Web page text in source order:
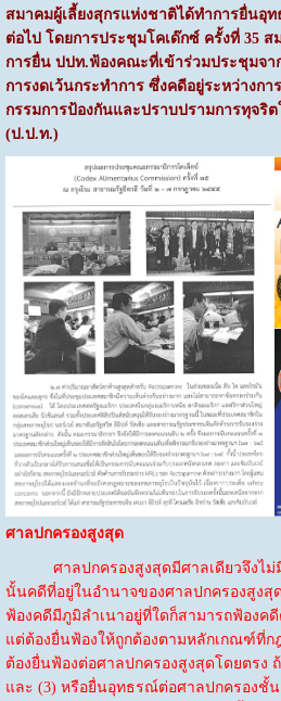
สมาคมผู้เลี้ยงสุกรแห่งชาติได้ทำการยื่นอุ
ต่อไป โดยการประชุมโคเด๊กซ์ ครั้งที่ 35
การยื่น ปปท.ฟ้องคณะที่เข้าร่วมประชุมจา
การงดเว้นกระทำการ ซึ่งคดีอยู่ระหว่างก
กรรมการป้องกันและปราบปรามการทุจริ
(ป.ป.ท.)
ศาลปกครองสูงสุด
ศาลปกครองสูงสุดมีศาลเดียวจึงไม่มี
นั้นคดีที่อยู่ในอำนาจของศาลปกครองสูงสุ
ฟ้องคดีมีภูมิลำเนาอยู่ที่ใดก็สามารถฟ้องค
แต่ต้องยื่นฟ้องให้ถูกต้องตามหลักเกณฑ์ที่
ต้องยื่นฟ้องต่อศาลปกครองสูงสุดโดยตรง
และ (3) หรือยื่นอุทธรณ์ต่อศาลปกครองชั้